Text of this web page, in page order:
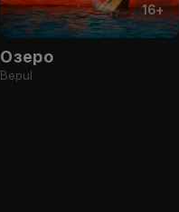
16+
Озеро
Bepul